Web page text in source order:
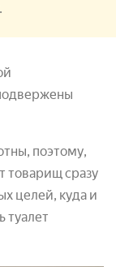
поэтому,
товарищ сразу
целей, куда и
туалет